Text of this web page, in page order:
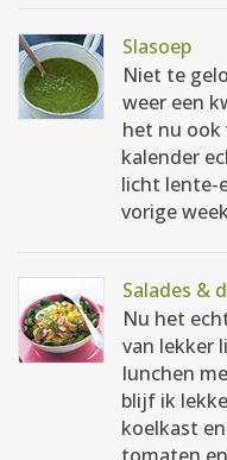
Slasoep
Niet te
weer een
het nu ook
kalender
licht lente-
vorige
Salades &
Nu het
van lekker
lunchen
blijf ik
koelkast